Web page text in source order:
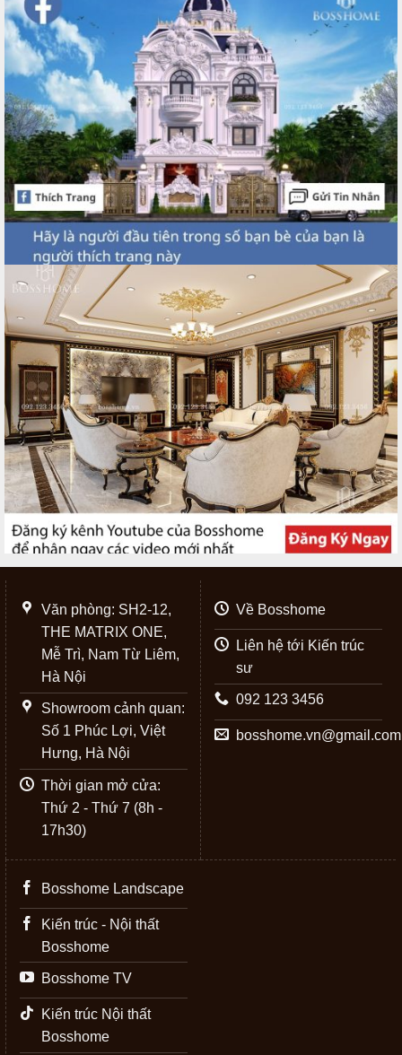
Văn phòng: SH2-12,
THE MATRIX ONE,
Mễ Trì, Nam Từ Liêm,
Hà Nội
Showroom cảnh quan:
Số 1 Phúc Lợi, Việt
Hưng, Hà Nội
Thời gian mở cửa:
Thứ 2 - Thứ 7 (8h -
17h30)
Về Bosshome
Liên hệ tới Kiến trúc
sư
092 123 3456
bosshome.vn@gmail.com
Bosshome Landscape
Kiến trúc - Nội thất
Bosshome
Bosshome TV
Kiến trúc Nội thất
Bosshome